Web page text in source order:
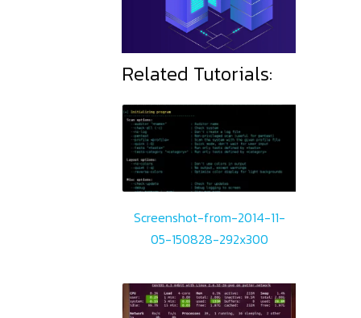
Related Tutorials:
Screenshot-from-2014-11-
05-150828-292x300